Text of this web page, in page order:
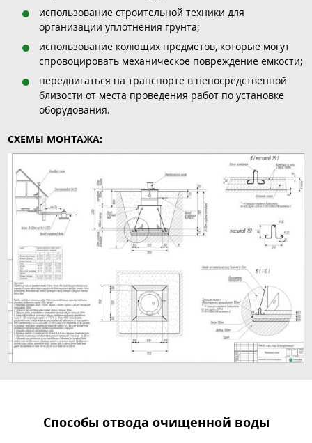
использование строительной техники для
организации уплотнения грунта;
использование колющих предметов, которые могут
спровоцировать механическое повреждение емкости;
передвигаться на транспорте в непосредственной
близости от места проведения работ по установке
оборудования.
СХЕМЫ МОНТАЖА:
Способы отвода очищенной воды